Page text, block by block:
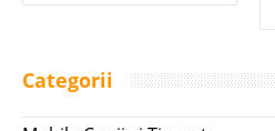
Categorii